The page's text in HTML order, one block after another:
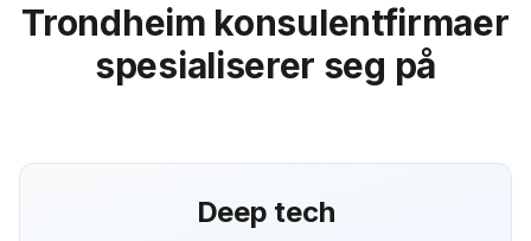
Trondheim konsulentfirmaer
spesialiserer seg på
Deep tech